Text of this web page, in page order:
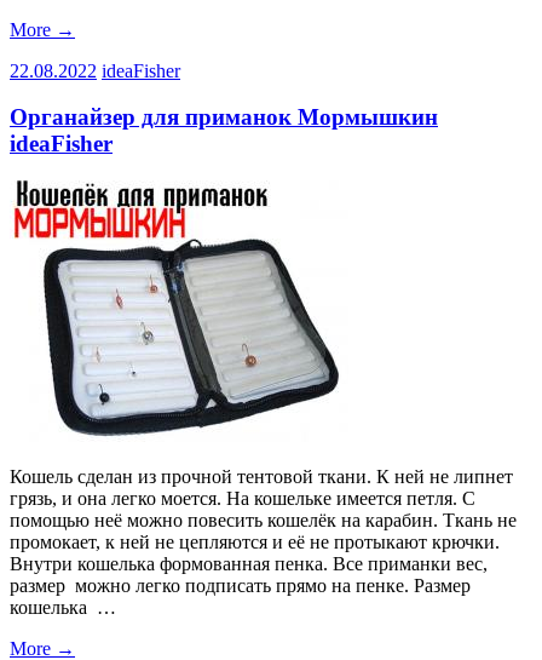
More →
22.08.2022 ideaFisher
Органайзер для приманок Мормышкин
ideaFisher
Кошель сделан из прочной тентовой ткани. К ней не липнет
грязь, и она легко моется. На кошельке имеется петля. С
помощью неё можно повесить кошелёк на карабин. Ткань не
промокает, к ней не цепляются и её не протыкают крючки.
Внутри кошелька формованная пенка. Все приманки вес,
размер можно легко подписать прямо на пенке. Размер
кошелька …
More →